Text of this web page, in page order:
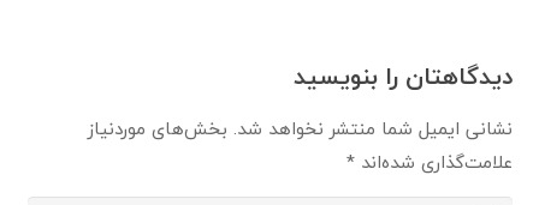
دیدگاهتان را بنویسید
نشانی ایمیل شما منتشر نخواهد شد. بخش‌های موردنیاز
علامت‌گذاری شده‌اند*